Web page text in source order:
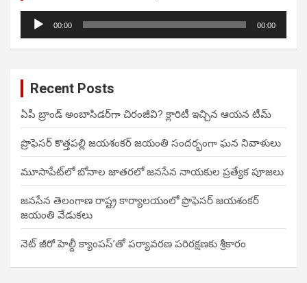
Audio
Player
00:00 00:00
Recent Posts
ఏపీ బ్రాండ్ అంబాసిడర్‌గా చిరంజీవి? క్లారిటీ ఇచ్చిన ఆయన టీమ్
ప్రొఫెసర్ కొత్తపల్లి జయశంకర్ జయంతి సందర్భంగా ఘన నివాళులు
మూసాపేట్‌లో బోనాల జాతరలో జనసేన నాయకుల ప్రత్యేక పూజలు
జనసేన తెలంగాణ రాష్ట్ర కార్యాలయంలో ప్రొఫెసర్ జయశంకర్
జయంతి వేడుకలు
నెట్ జీరో హెల్దీ క్యాంపస్’తో పర్యావరణ పరిరక్షణకు శ్రీకారం